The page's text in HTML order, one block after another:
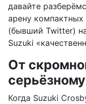
давайте
арену компактных
(бывший Twitter)
Suzuki
От
Когда Suzuki